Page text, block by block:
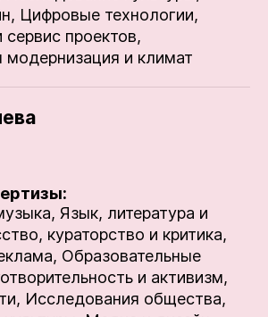
Цифровые технологии,
проектов,
модернизация и климат
Язык, литература и
кураторство и критика,
Образовательные
и активизм,
Исследования общества,